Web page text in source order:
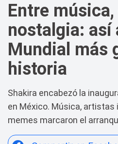
Entre
nostalgia: así
Mundial más
historia
Shakira encabezó la
en México. Música,
memes marcaron el